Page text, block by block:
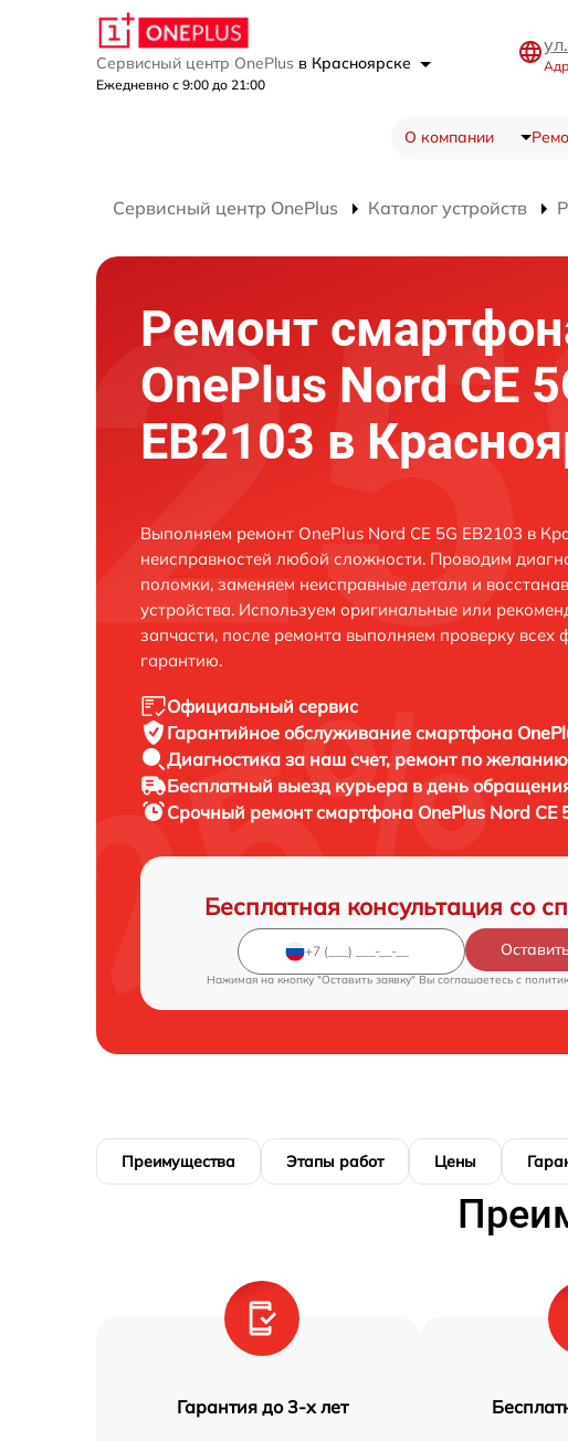
Сервисный центр OnePlus в Красноярске
Ежедневно с 9:00 до 21:00
О компании
Сервисный центр OnePlus Каталог устройств
Ремонт
OnePlus Nord CE
EB2103 в
Выполняем ремонт OnePlus Nord CE 5G EB2103 в
неисправностей любой сложности. Проводим
поломки, заменяем неисправные детали и
устройства. Используем оригинальные или
запчасти, после ремонта выполняем проверку всех
гарантию.
Официальный сервис
Гарантийное обслуживание смартфона
Диагностика за наш счет, ремонт по желанию
Бесплатный выезд курьера в день
Срочный ремонтсмартфона OnePlus Nord CE
Бесплатная консультация со
Нажимая на кнопку "Оставить заявку" Вы соглашаетесь c
Преимущества Этапы работ Цены
Гарантия до 3-х лет